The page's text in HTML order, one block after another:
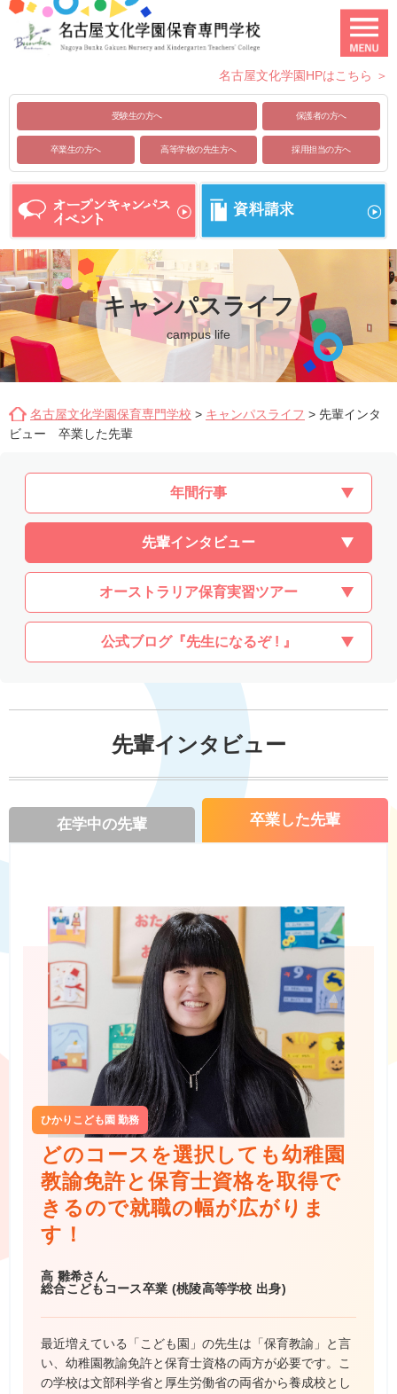
名古屋文化学園HPはこちら ＞
受験生の方へ 保護者の方へ
卒業生の方へ 高等学校の先生方へ 採用担当の方へ
キャンパスライフ
campus life
名古屋文化学園保育専門学校 > キャンパスライフ > 先輩インタ
ビュー 卒業した先輩
年間行事
先輩インタビュー
オーストラリア保育実習ツアー
公式ブログ『先生になるぞ ! 』
先輩インタビュー
在学中の先輩 卒業した先輩
ひかりこども園 勤務
どのコースを選択しても幼稚園
教諭免許と保育士資格を取得で
きるので就職の幅が広がりま
す！
高 雛希さん
総合こどもコース卒業 (桃陵高等学校 出身)
最近増えている「こども園」の先生は「保育教諭」と言
い、幼稚園教諭免許と保育士資格の両方が必要です。こ
の学校は文部科学省と厚生労働省の両省から養成校とし